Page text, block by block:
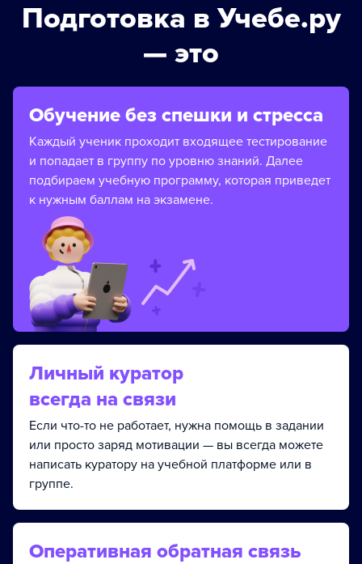
Подготовка в Учебе.ру
— это
Обучение без спешки и стресса
Каждый ученик проходит входящее тестирование
и попадает в группу по уровню знаний. Далее
подбираем учебную программу, которая приведет
к нужным баллам на экзамене.
Личный куратор
всегда на связи
Если что-то не работает, нужна помощь в задании
или просто заряд мотивации — вы всегда можете
написать куратору на учебной платформе или в
группе.
Оперативная обратная связь